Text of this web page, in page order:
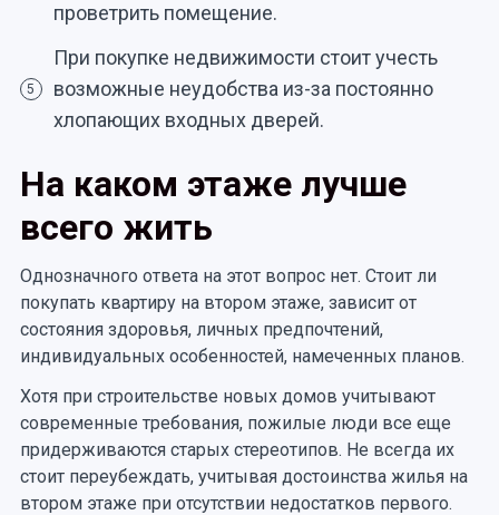
проветрить помещение.
5
При покупке недвижимости стоит учесть
возможные неудобства из-за постоянно
хлопающих входных дверей.
На каком этаже лучше
всего жить
Однозначного ответа на этот вопрос нет. Стоит ли
покупать квартиру на втором этаже, зависит от
состояния здоровья, личных предпочтений,
индивидуальных особенностей, намеченных планов.
Хотя при строительстве новых домов учитывают
современные требования, пожилые люди все еще
придерживаются старых стереотипов. Не всегда их
стоит переубеждать, учитывая достоинства жилья на
втором этаже при отсутствии недостатков первого.